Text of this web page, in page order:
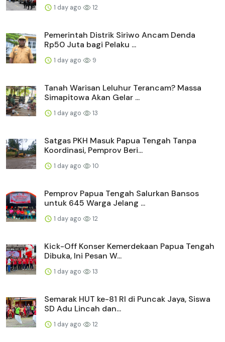
1 day ago 12
Pemerintah Distrik Siriwo Ancam Denda
Rp50 Juta bagi Pelaku ...
1 day ago 9
Tanah Warisan Leluhur Terancam? Massa
Simapitowa Akan Gelar ...
1 day ago 13
Satgas PKH Masuk Papua Tengah Tanpa
Koordinasi, Pemprov Beri...
1 day ago 10
Pemprov Papua Tengah Salurkan Bansos
untuk 645 Warga Jelang ...
1 day ago 12
Kick-Off Konser Kemerdekaan Papua Tengah
Dibuka, Ini Pesan W...
1 day ago 13
Semarak HUT ke-81 RI di Puncak Jaya, Siswa
SD Adu Lincah dan...
1 day ago 12